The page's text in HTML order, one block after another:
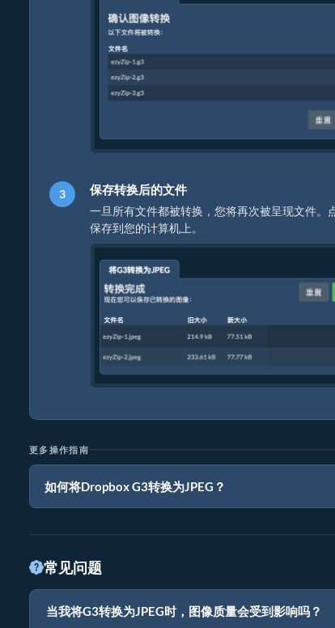
保存转换后的文件
一旦所有文件都被转换，您将再次被呈现文件。
保存到您的计算机上。
更多操作指南
如何将Dropbox G3转换为JPEG？
常见问题
当我将G3转换为JPEG时，图像质量会受到影响吗？